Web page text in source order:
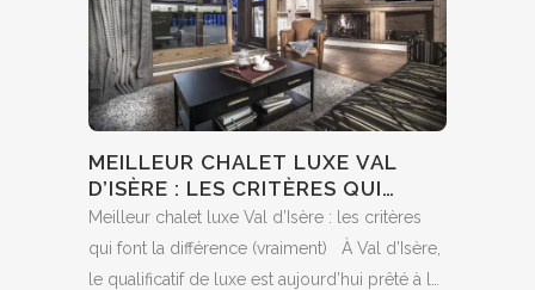
MEILLEUR CHALET LUXE VAL
D’ISÈRE : LES CRITÈRES QUI
FONT LA DIFFÉRENCE
(VRAIMENT)
Meilleur chalet luxe Val d’Isère : les critères
qui font la différence (vraiment) À Val d’Isère,
le qualificatif de luxe est aujourd’hui prêté à la